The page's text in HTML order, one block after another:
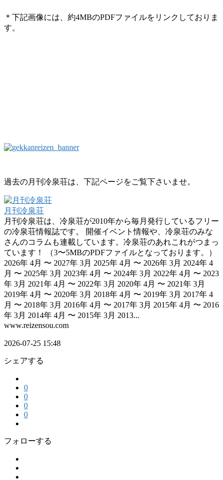
＊下記画像には、約4MBのPDFファイルをリンクしておりま
す。
過去の月刊冷泉荘は、下記ページをご覧下さいませ。
月刊冷泉荘
月刊冷泉荘は、冷泉荘が2010年から毎月発行しているフリー
の冷泉荘情報誌です。 開催イベント情報や、冷泉荘のみな
さんのコラムも連載しています。冷泉荘のあれこれがつまっ
ています！ （3〜5MBのPDFファイルとなっております。）
2026年 4月 〜 2027年 3月 2025年 4月 〜 2026年 3月 2024年 4
月 〜 2025年 3月 2023年 4月 〜 2024年 3月 2022年 4月 〜 2023
年 3月 2021年 4月 〜 2022年 3月 2020年 4月 〜 2021年 3月
2019年 4月 〜 2020年 3月 2018年 4月 〜 2019年 3月 2017年 4
月 〜 2018年 3月 2016年 4月 〜 2017年 3月 2015年 4月 〜 2016
年 3月 2014年 4月 〜 2015年 3月 2013...
www.reizensou.com
2026-07-25 15:48
シェアする
0
0
0
0
フォローする